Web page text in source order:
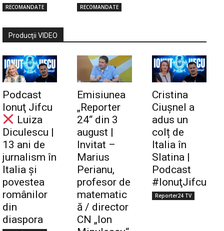
RECOMANDATE RECOMANDATE
Producţii VIDEO
Podcast
Ionuţ Jifcu
Luiza
Diculescu |
13 ani de
jurnalism în
Italia și
povestea
românilor
din
diaspora
Emisiunea
„Reporter
24“ din 3
august |
Invitat –
Marius
Perianu,
profesor de
matematic
ă / director
CN „Ion
Cristina
Ciuşnel a
adus un
colț de
Italia în
Slatina |
Podcast
#IonuţJifcu
Reporter24 TV